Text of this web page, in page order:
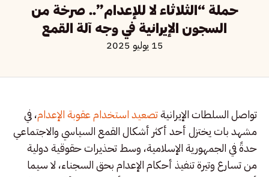
حملة “الثلاثاء لا للإعدام”.. صرخة من
السجون الإيرانية في وجه آلة القمع
15 يوليو 2025
تواصل السلطات الإيرانيةتصعيد استخدام عقوبة الإعدام، في
مشهد بات يختزل أحد أكثر أشكال القمع السياسي والاجتماعي
حدةً في الجمهورية الإسلامية، وسط تحذيرات حقوقية دولية
من تسارع وتيرة تنفيذ أحكام الإعدام بحق السجناء، لا سيما